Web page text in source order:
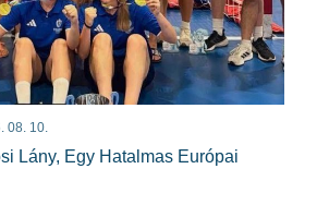
08. 10.
Lány, Egy Hatalmas Európai